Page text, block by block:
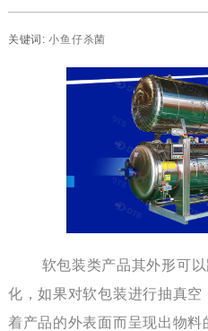
关键词:小鱼仔杀菌
软包装类产品其外形可
化，如果对软包装进行抽真
着产品的外表面而呈现出物